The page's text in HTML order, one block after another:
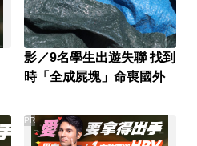
影／9名學生出遊失聯 找到
時「全成屍塊」命喪國外
PR